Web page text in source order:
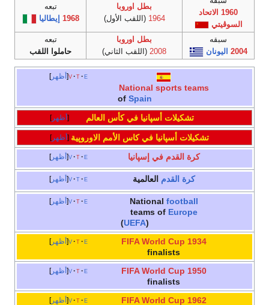
بطل اوروبا
(اللقب الأول)
1968
إيطاليا
2008(اللقب الثاني)
حاملوا اللقب
National sports teams
أظهر تشكيلات أسپانيا في كأس العالم
أظهر تشكيلات أسپانيا في كاس الأمم الاوروپية
v t e كرة القدم في إسپانيا
t e العالمية
t e National
teams of
أظهر t e
أظهر t e
أظهر t e